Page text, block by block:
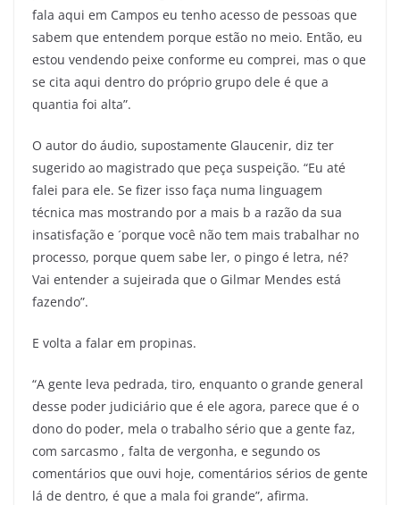
fala aqui em Campos eu tenho acesso de pessoas que
sabem que entendem porque estão no meio. Então, eu
estou vendendo peixe conforme eu comprei, mas o que
se cita aqui dentro do próprio grupo dele é que a
quantia foi alta”.
O autor do áudio, supostamente Glaucenir, diz ter
sugerido ao magistrado que peça suspeição. “Eu até
falei para ele. Se fizer isso faça numa linguagem
técnica mas mostrando por a mais b a razão da sua
insatisfação e ´porque você não tem mais trabalhar no
processo, porque quem sabe ler, o pingo é letra, né?
Vai entender a sujeirada que o Gilmar Mendes está
fazendo”.
E volta a falar em propinas.
“A gente leva pedrada, tiro, enquanto o grande general
desse poder judiciário que é ele agora, parece que é o
dono do poder, mela o trabalho sério que a gente faz,
com sarcasmo , falta de vergonha, e segundo os
comentários que ouvi hoje, comentários sérios de gente
lá de dentro, é que a mala foi grande”, afirma.